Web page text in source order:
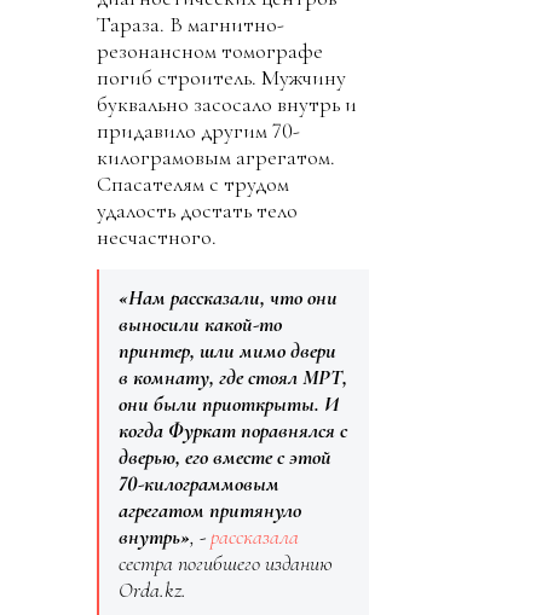
Тараза. В магнитно-
резонансном томографе
погиб строитель. Мужчину
буквально засосало внутрь и
придавило другим 70-
килограмовым агрегатом.
Спасателям с трудом
удалость достать тело
несчастного.
«Нам рассказали, что они
выносили какой-то
принтер, шли мимо двери
в комнату, где стоял МРТ,
они были приоткрыты. И
когда Фуркат поравнялся с
дверью, его вместе с этой
70-килограммовым
агрегатом притянуло
внутрь», -рассказала
сестра погибшего изданию
Orda.kz.